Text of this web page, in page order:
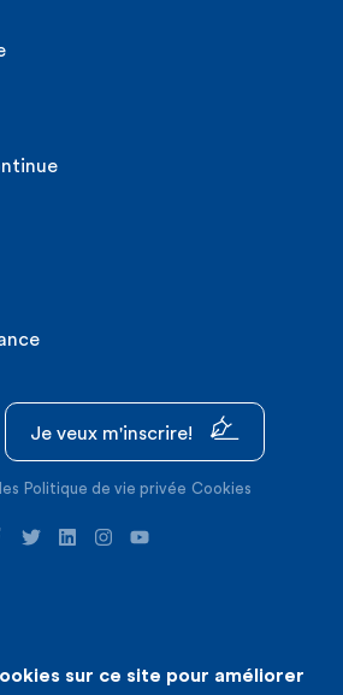
Je veux m'inscrire!
Politique de vie privée Cookies
de site internet : Expansion
sur ce site pour améliorer